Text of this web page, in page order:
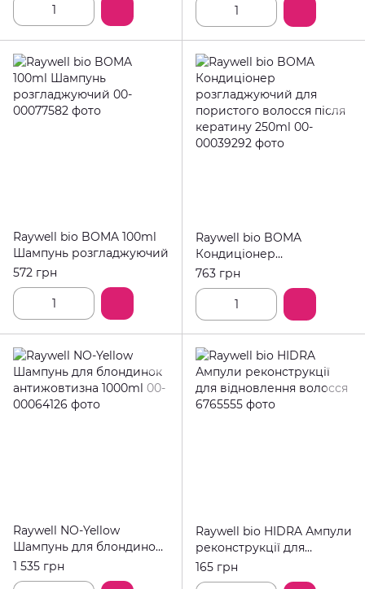
кератину 1000ml
Raywell bio BOMA 100ml
Шампунь розгладжуючий
572 грн
Raywell bio BOMA
Кондиціонер
розгладжуючий для
пористого волосся після
кератину 250ml
763 грн
Raywell NO-Yellow
Шампунь для блондинок
антижовтизна 1000ml
1 535 грн
Raywell bio HIDRA Ампули
реконструкції для
відновлення волосся
165 грн